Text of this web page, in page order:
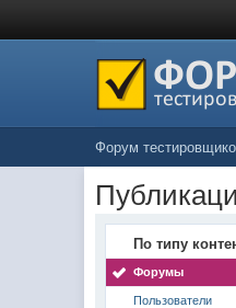
Форум
По типу
Форумы
Пользователи